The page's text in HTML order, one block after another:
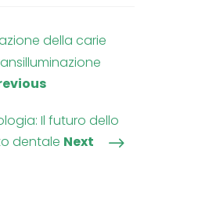
della carie
Il futuro dello
dentale Next $